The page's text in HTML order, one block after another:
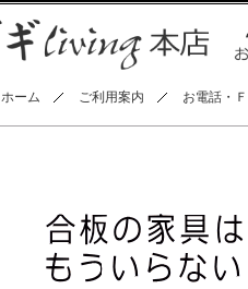
ホーム ご利用案内 お電話・